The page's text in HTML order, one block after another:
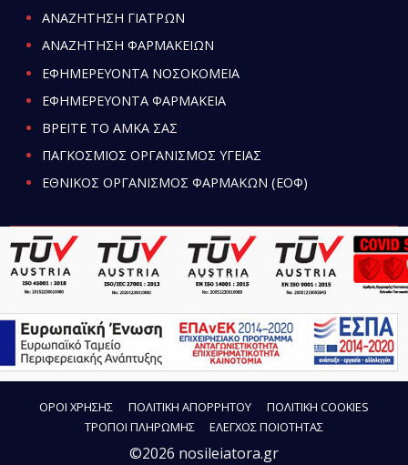
ΑΝΑΖΗΤΗΣΗ ΓΙΑΤΡΩΝ
ΑΝΑΖΗΤΗΣΗ ΦΑΡΜΑΚΕΙΩΝ
ΕΦΗΜΕΡΕΥΟΝΤΑ ΝΟΣΟΚΟΜΕΙΑ
ΕΦΗΜΕΡΕΥΟΝΤΑ ΦΑΡΜΑΚΕΙΑ
ΒΡΕΙΤΕ ΤΟ ΑΜΚΑ ΣΑΣ
ΠΑΓΚΟΣΜΙΟΣ ΟΡΓΑΝΙΣΜΟΣ ΥΓΕΙΑΣ
ΕΘΝΙΚΟΣ ΟΡΓΑΝΙΣΜΟΣ ΦΑΡΜΑΚΩΝ (ΕΟΦ)
ΟΡΟΙ ΧΡΗΣΗΣ ΠΟΛΙΤΙΚΗ ΑΠΟΡΡΗΤΟΥ
ΠΟΛΙΤΙΚΗ COOKIES
ΤΡΟΠΟΙ ΠΛΗΡΩΜΗΣ
ΕΛΕΓΧΟΣ ΠΟΙΟΤΗΤΑΣ
©2026 nosileiatora.gr